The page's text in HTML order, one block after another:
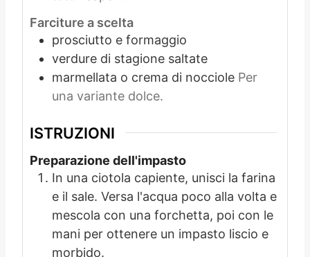
Farciture a scelta
prosciutto e formaggio
verdure di stagione saltate
marmellata o crema di nocciole Per
una variante dolce.
ISTRUZIONI
Preparazione dell'impasto
In una ciotola capiente, unisci la farina
e il sale. Versa l'acqua poco alla volta e
mescola con una forchetta, poi con le
mani per ottenere un impasto liscio e
morbido.